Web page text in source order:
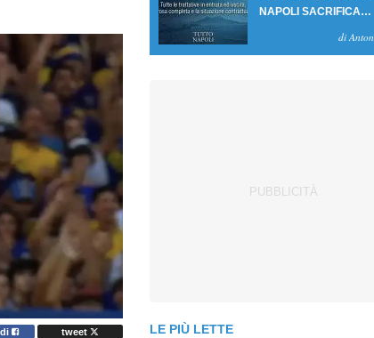
tweet
NAPOLI SACRIFICA
SBLOCCANO ARRIVI
di
LE PIÙ LETTE